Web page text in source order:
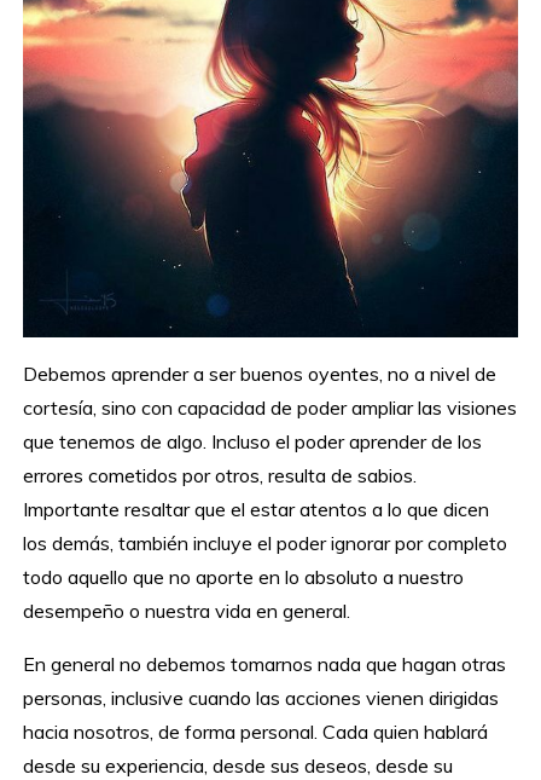
Debemos aprender a ser buenos oyentes, no a nivel de
cortesía, sino con capacidad de poder ampliar las visiones
que tenemos de algo. Incluso el poder aprender de los
errores cometidos por otros, resulta de sabios.
Importante resaltar que el estar atentos a lo que dicen
los demás, también incluye el poder ignorar por completo
todo aquello que no aporte en lo absoluto a nuestro
desempeño o nuestra vida en general.
En general no debemos tomarnos nada que hagan otras
personas, inclusive cuando las acciones vienen dirigidas
hacia nosotros, de forma personal. Cada quien hablará
desde su experiencia, desde sus deseos, desde su